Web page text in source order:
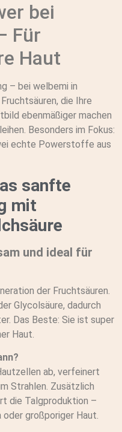
bei
Für
Haut
– bei welbemi in
die Ihre
ebenmäßiger machen
Besonders im Fokus:
echte Powerstoffe aus
sanfte
mit
und ideal für
der Fruchtsäuren.
Glycolsäure, dadurch
Das Beste: Sie ist super
Haut.
ab, verfeinert
Strahlen. Zusätzlich
die Talgproduktion –
großporiger Haut.